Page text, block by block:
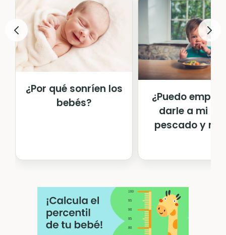
¿Por qué sonríen los
bebés?
¿Puedo
darle a mi
pescado y